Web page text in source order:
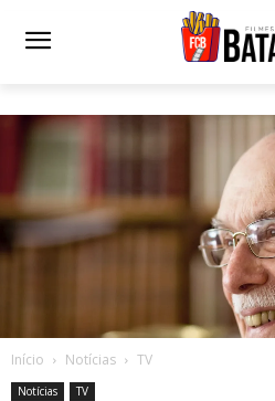
Início Notícias TV
Notícias TV